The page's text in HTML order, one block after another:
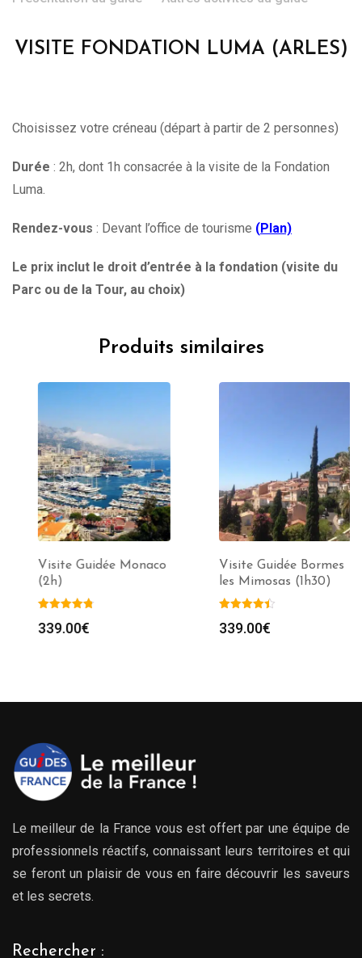
VISITE FONDATION LUMA (ARLES)
Choisissez votre créneau (départ à partir de 2 personnes)
Durée : 2h, dont 1h consacrée à la visite de la Fondation
Luma.
Rendez-vous : Devant l’office de tourisme (Plan)
Le prix inclut le droit d’entrée à la fondation (visite du
Parc ou de la Tour, au choix)
Produits similaires
Visite Guidée Monaco
(2h)
339.00€
Visite Guidée Bormes
les Mimosas (1h30)
339.00€
Le meilleur de la France vous est offert par une équipe de
professionnels réactifs, connaissant leurs territoires et qui
se feront un plaisir de vous en faire découvrir les saveurs
et les secrets.
Rechercher :